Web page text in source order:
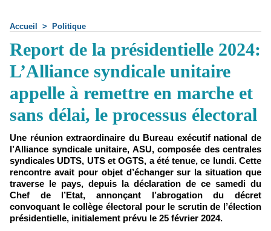
Accueil > Politique
Report de la présidentielle 2024:
L’Alliance syndicale unitaire
appelle à remettre en marche et
sans délai, le processus électoral
Une réunion extraordinaire du Bureau exécutif national de
l’Alliance syndicale unitaire, ASU, composée des centrales
syndicales UDTS, UTS et OGTS, a été tenue, ce lundi. Cette
rencontre avait pour objet d’échanger sur la situation que
traverse le pays, depuis la déclaration de ce samedi du
Chef de l’Etat, annonçant l’abrogation du décret
convoquant le collège électoral pour le scrutin de l’élection
présidentielle, initialement prévu le 25 février 2024.